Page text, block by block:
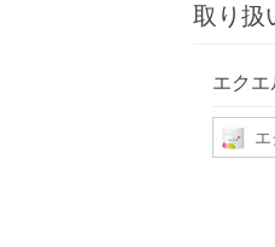
取り扱
エクエ